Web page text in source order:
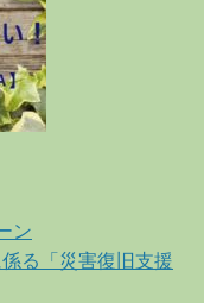
ン
る「災害復旧支援